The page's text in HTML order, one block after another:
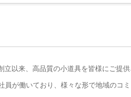
立以来、高品質の小道具を皆様にご提
が働いており、様々な形で地域のコミ